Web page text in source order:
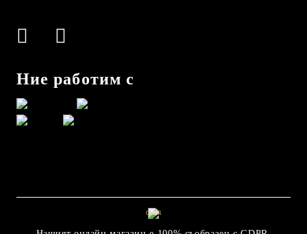
Ние работим с
GDPR